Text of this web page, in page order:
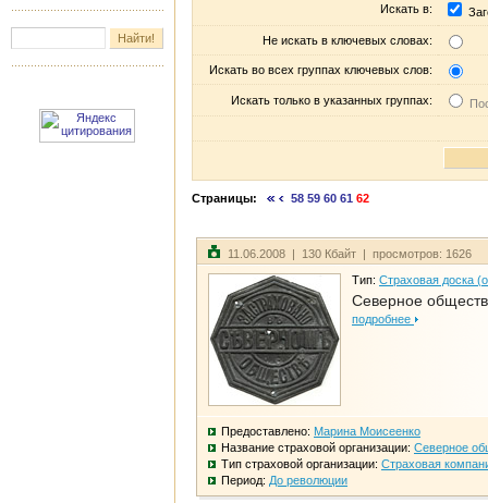
Искать в:
Не искать в ключевых словах:
Искать во всех группах ключевых слов:
Искать только в указанных группах:
Страницы: 58 59 60 61 62
11.06.2008 | 130 Кбайт | просмотров: 1626
Тип: Страховая доска
Северное
подробнее
Предоставлено: Марина Моисеенко
Название страховой организации: Северное
Тип страховой организации: Страховая
Период: До революции